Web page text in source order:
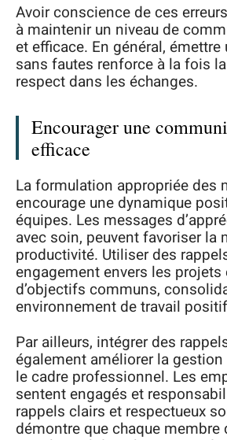
Avoir conscience de ces
à maintenir un niveau de
et efficace. En général,
sans fautes renforce à la fois
respect dans les échanges.
Encourager une
efficace
La formulation appropriée des
encourage une dynamique
équipes. Les messages
avec soin, peuvent favoriser la
productivité. Utiliser des
engagement envers les projets
d’objectifs communs,
environnement de travail
Par ailleurs, intégrer des
également améliorer la
le cadre professionnel. Les
sentent engagés et
rappels clairs et respectueux
démontre que chaque membre